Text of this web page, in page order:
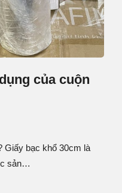
của cuộn
Giấy bạc khổ 30cm là
sản…